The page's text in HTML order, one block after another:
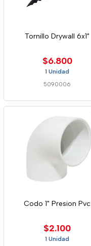
Tornillo Drywall 6x1"
$6.800
1 Unidad
5090006
Codo 1" Presion Pvc
$2.100
1 Unidad